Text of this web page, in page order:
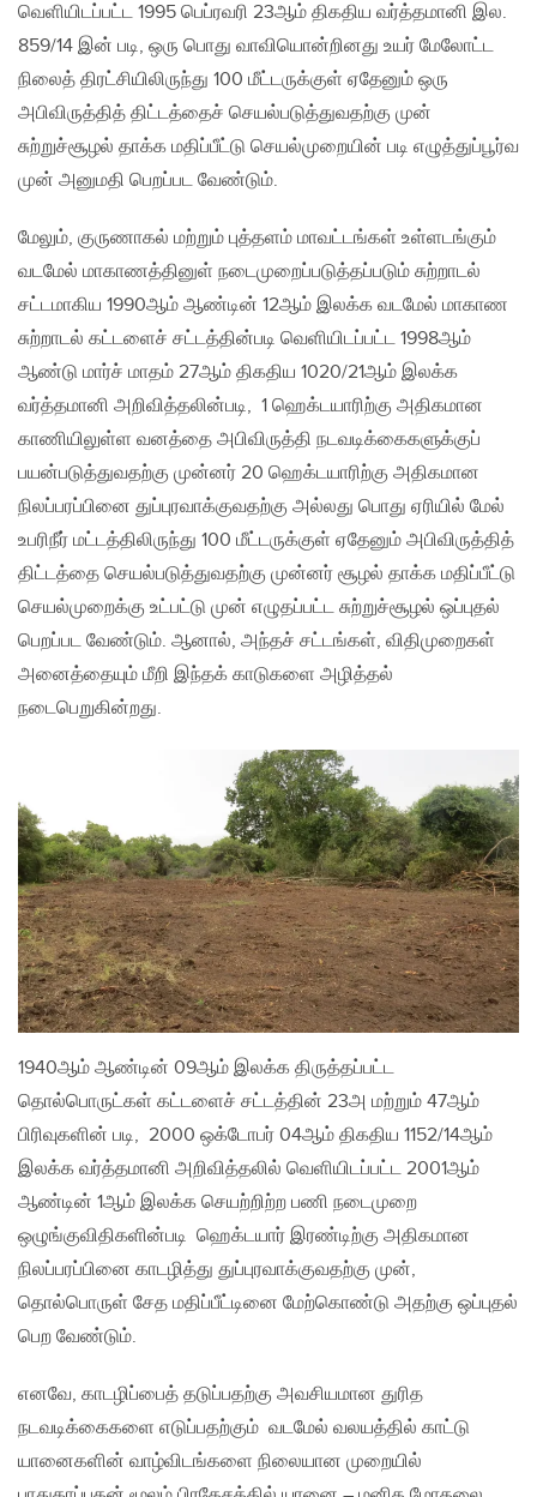
வெளியிடப்பட்ட 1995 பெப்ரவரி 23ஆம் திகதிய வர்த்தமானி இல.
859/14 இன் படி, ஒரு பொது வாவியொன்றினது உயர் மேலோட்ட
நிலைத் திரட்சியிலிருந்து 100 மீட்டருக்குள் ஏதேனும் ஒரு
அபிவிருத்தித் திட்டத்தைச் செயல்படுத்துவதற்கு முன்
சுற்றுச்சூழல் தாக்க மதிப்பீட்டு செயல்முறையின் படி எழுத்துப்பூர்வ
முன் அனுமதி பெறப்பட வேண்டும்.
மேலும், குருணாகல் மற்றும் புத்தளம் மாவட்டங்கள் உள்ளடங்கும்
வடமேல் மாகாணத்தினுள் நடைமுறைப்படுத்தப்படும் சுற்றாடல்
சட்டமாகிய 1990ஆம் ஆண்டின் 12ஆம் இலக்க வடமேல் மாகாண
சுற்றாடல் கட்டளைச் சட்டத்தின்படி வெளியிடப்பட்ட 1998ஆம்
ஆண்டு மார்ச் மாதம் 27ஆம் திகதிய 1020/21ஆம் இலக்க
வர்த்தமானி அறிவித்தலின்படி, 1 ஹெக்டயாரிற்கு அதிகமான
காணியிலுள்ள வனத்தை அபிவிருத்தி நடவடிக்கைகளுக்குப்
பயன்படுத்துவதற்கு முன்னர் 20 ஹெக்டயாரிற்கு அதிகமான
நிலப்பரப்பினை துப்புரவாக்குவதற்கு அல்லது பொது ஏரியில் மேல்
உபரிநீர் மட்டத்திலிருந்து 100 மீட்டருக்குள் ஏதேனும் அபிவிருத்தித்
திட்டத்தை செயல்படுத்துவதற்கு முன்னர் சூழல் தாக்க மதிப்பீட்டு
செயல்முறைக்கு உட்பட்டு முன் எழுதப்பட்ட சுற்றுச்சூழல் ஒப்புதல்
பெறப்பட வேண்டும். ஆனால், அந்தச் சட்டங்கள், விதிமுறைகள்
அனைத்தையும் மீறி இந்தக் காடுகளை அழித்தல்
நடைபெறுகின்றது.
1940ஆம் ஆண்டின் 09ஆம் இலக்க திருத்தப்பட்ட
தொல்பொருட்கள் கட்டளைச் சட்டத்தின் 23அ மற்றும் 47ஆம்
பிரிவுகளின் படி, 2000 ஒக்டோபர் 04ஆம் திகதிய 1152/14ஆம்
இலக்க வர்த்தமானி அறிவித்தலில் வெளியிடப்பட்ட 2001ஆம்
ஆண்டின் 1ஆம் இலக்க செயற்றிற்ற பணி நடைமுறை
ஒழுங்குவிதிகளின்படி ஹெக்டயார் இரண்டிற்கு அதிகமான
நிலப்பரப்பினை காடழித்து துப்புரவாக்குவதற்கு முன்,
தொல்பொருள் சேத மதிப்பீட்டினை மேற்கொண்டு அதற்கு ஒப்புதல்
பெற வேண்டும்.
எனவே, காடழிப்பைத் தடுப்பதற்கு அவசியமான துரித
நடவடிக்கைகளை எடுப்பதற்கும் வடமேல் வலயத்தில் காட்டு
யானைகளின் வாழ்விடங்களை நிலையான முறையில்